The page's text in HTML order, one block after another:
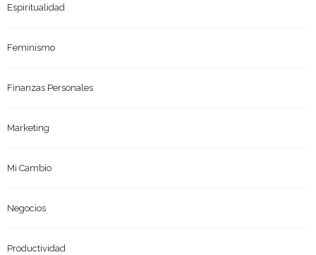
Espiritualidad
Feminismo
Finanzas Personales
Marketing
Mi Cambio
Negocios
Productividad